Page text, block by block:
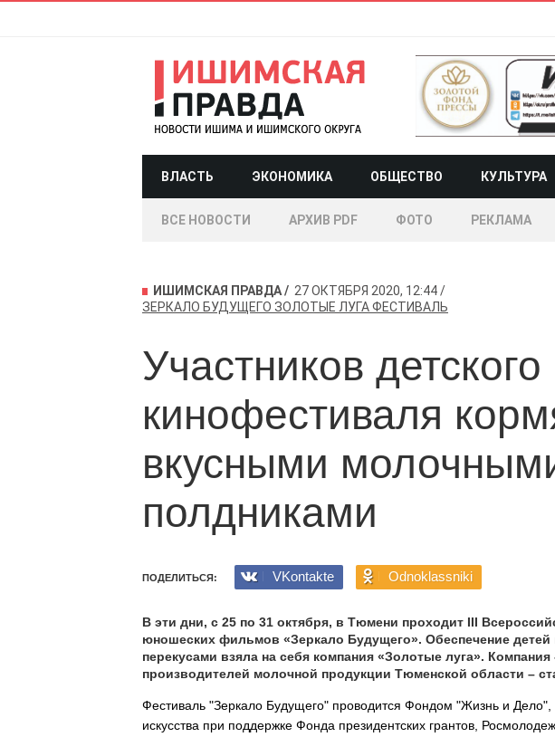
ВЛАСТЬ ЭКОНОМИКА ОБЩЕСТВО КУЛЬТУРА
ВСЕ НОВОСТИ АРХИВ PDF ФОТО РЕКЛАМА
ИШИМСКАЯ ПРАВДА
27 ОКТЯБРЯ 2020, 12:44
ЗЕРКАЛО БУДУЩЕГО ЗОЛОТЫЕ ЛУГАФЕСТИВАЛЬ
Участников детского
кинофестиваля
вкусными
полдниками
ПОДЕЛИТЬСЯ: VKontakte Odnoklassniki
В эти дни, с 25 по 31 октября, в Тюмени проходит III
юношеских фильмов «Зеркало Будущего». Обеспечение
перекусами взяла на себя компания «Золотые луга».
производителей молочной продукции Тюменской области –
Фестиваль "Зеркало Будущего" проводится Фондом "Жизнь и
искусства при поддержке Фонда президентских грантов,